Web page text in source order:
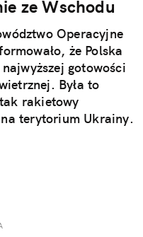
ze Wschodu
Operacyjne
że Polska
gotowości
Była to
rakietowy
terytorium Ukrainy.